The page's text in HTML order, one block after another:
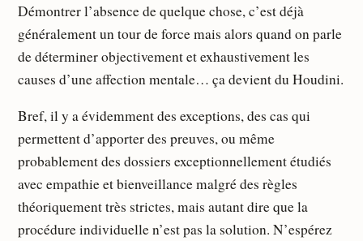
Démontrer l’absence de quelque chose, c’est déjà
généralement un tour de force mais alors quand on parle
de déterminer objectivement et exhaustivement les
causes d’une affection mentale… ça devient du Houdini.
Bref, il y a évidemment des exceptions, des cas qui
permettent d’apporter des preuves, ou même
probablement des dossiers exceptionnellement étudiés
avec empathie et bienveillance malgré des règles
théoriquement très strictes, mais autant dire que la
procédure individuelle n’est pas la solution. N’espérez